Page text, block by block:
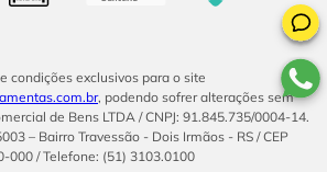
condições exclusivos para o site
, podendo sofrer alterações sem
de Bens LTDA / CNPJ: 91.845.735/0004-14.
– Bairro Travessão - Dois Irmãos - RS / CEP
000 / Telefone: (51) 3103.0100